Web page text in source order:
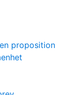
proposition